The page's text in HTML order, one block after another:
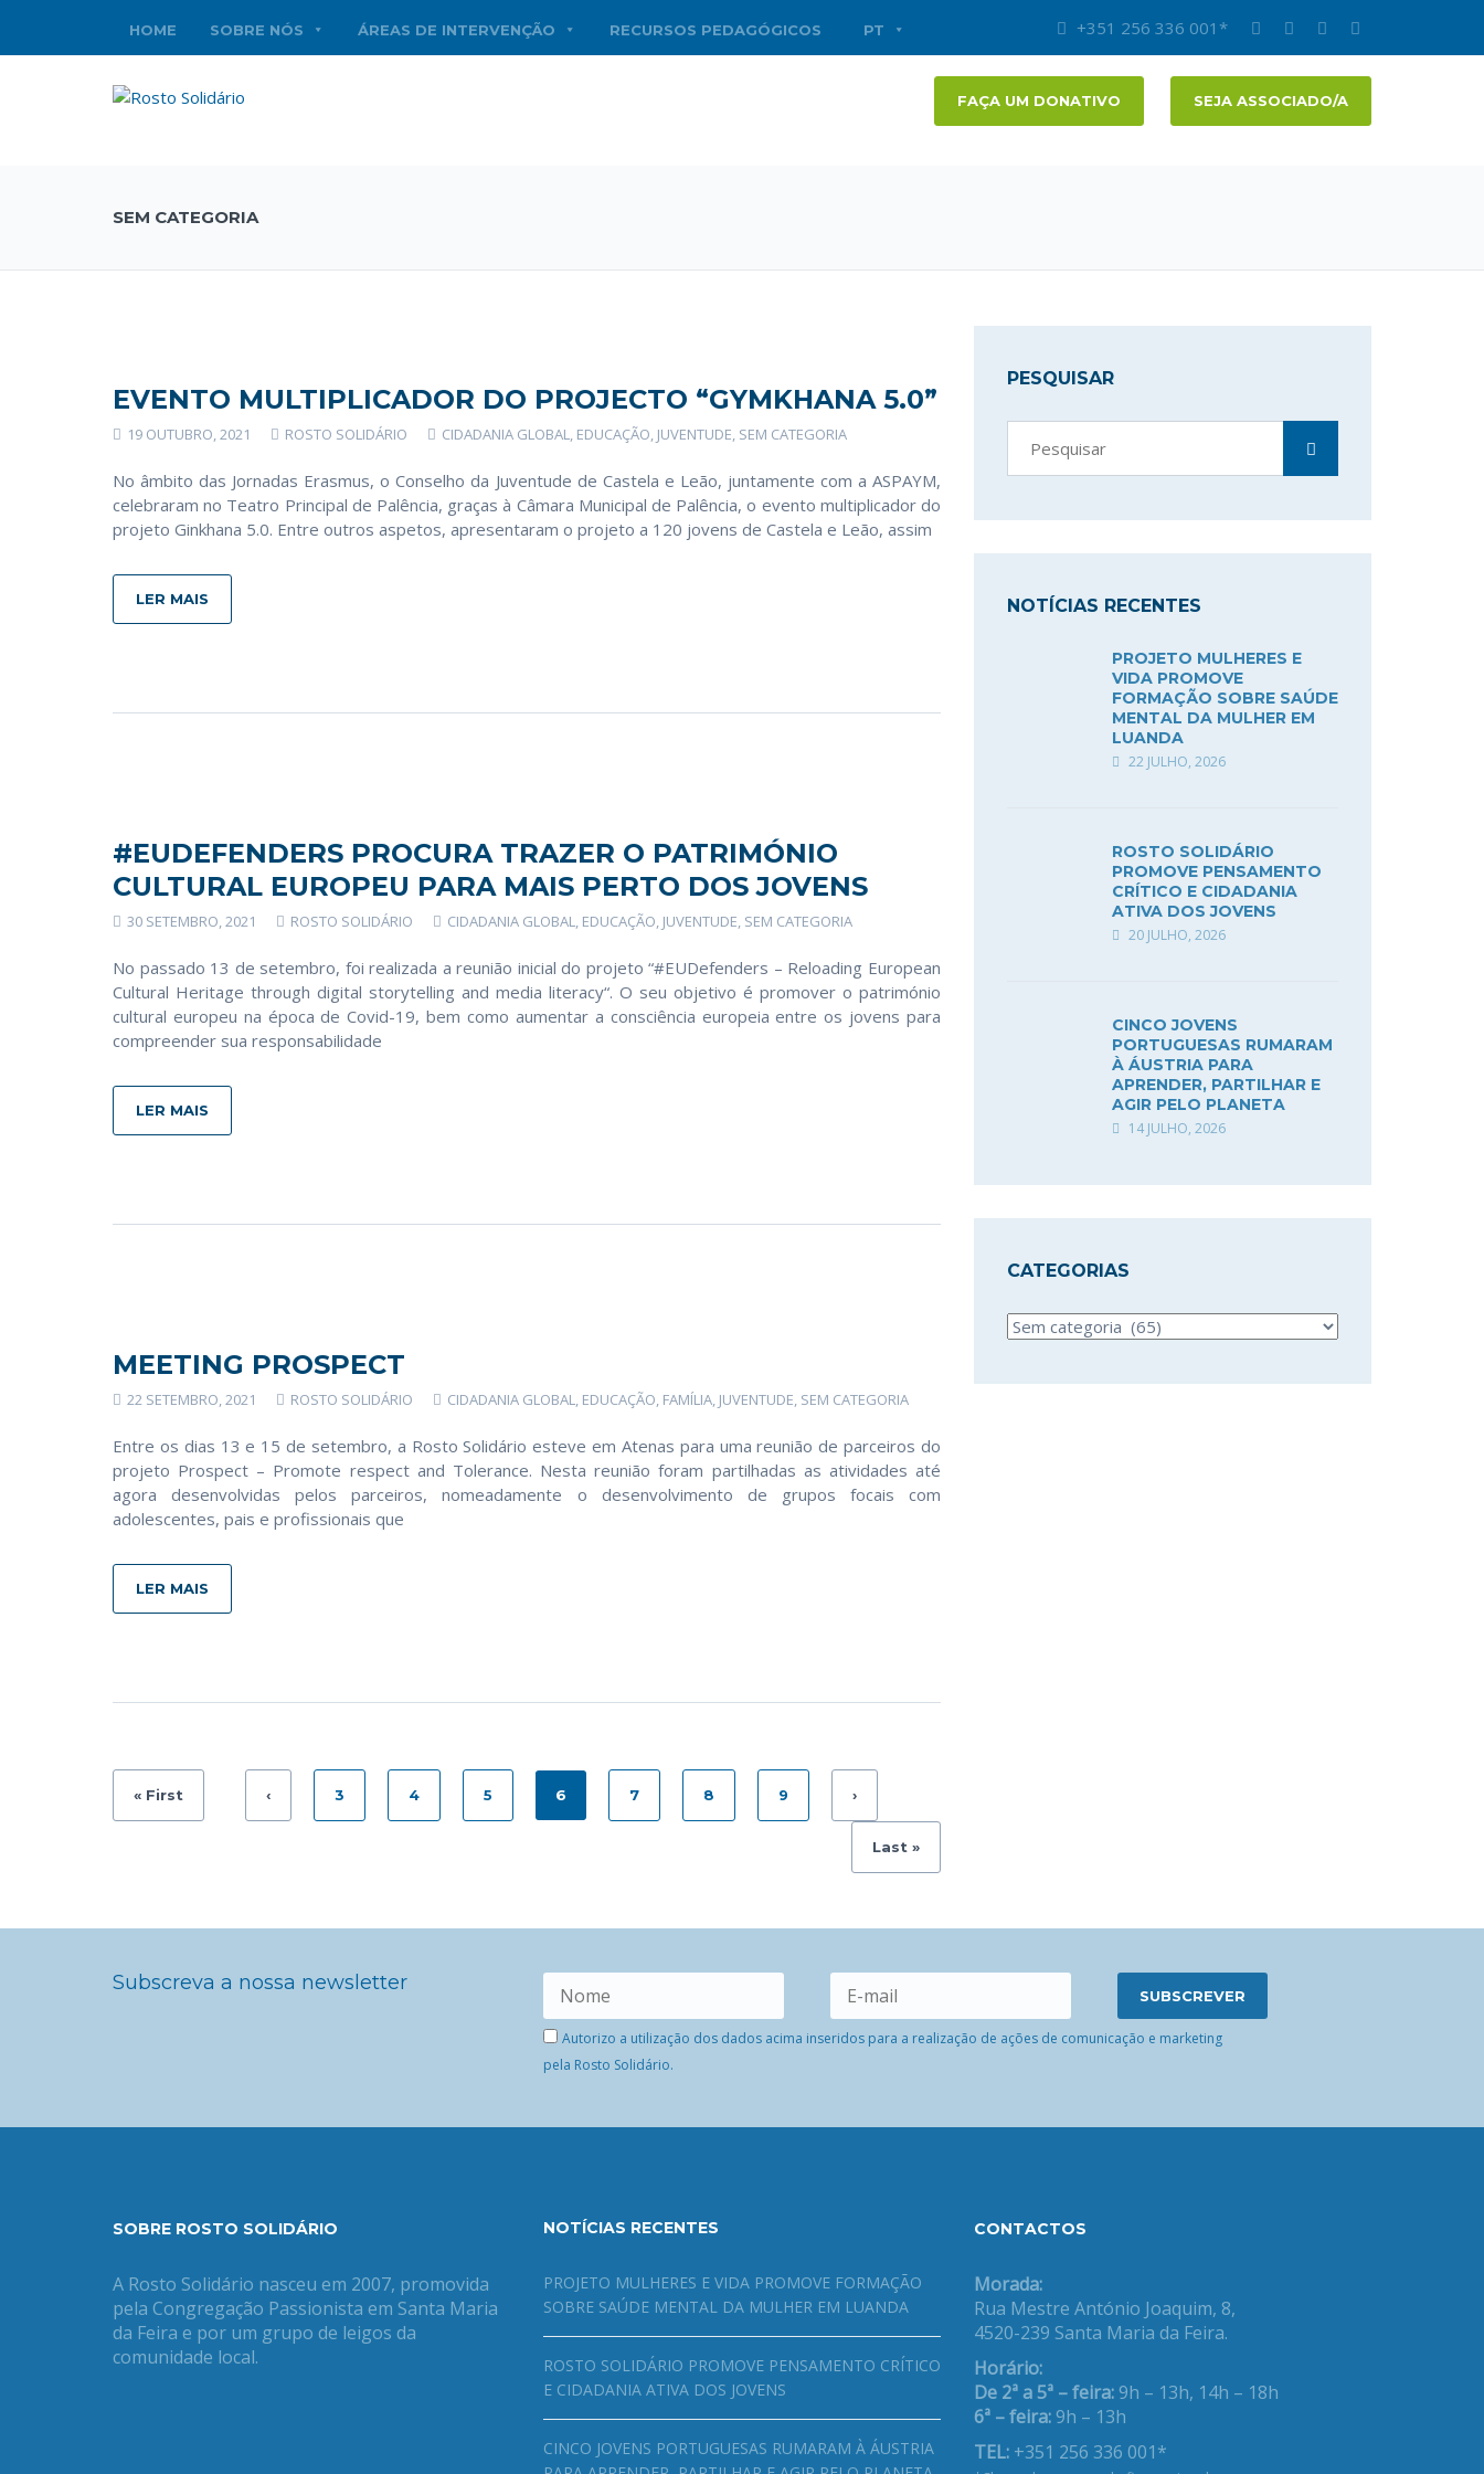
HOME SOBRE NÓS ÁREAS DE INTERVENÇÃO RECURSOS PEDAGÓGICOS PT +351 256 336 001*
FAÇA UM DONATIVO SEJA ASSOCIADO/A
SEM CATEGORIA
EVENTO MULTIPLICADOR DO PROJECTO “GYMKHANA 5.0”
19 OUTUBRO, 2021 ROSTO SOLIDÁRIO CIDADANIA GLOBAL, EDUCAÇÃO, JUVENTUDE, SEM CATEGORIA
No âmbito das Jornadas Erasmus, o Conselho da Juventude de Castela e Leão, juntamente com a ASPAYM,
celebraram no Teatro Principal de Palência, graças à Câmara Municipal de Palência, o evento multiplicador do
projeto Ginkhana 5.0. Entre outros aspetos, apresentaram o projeto a 120 jovens de Castela e Leão, assim
LER MAIS
#EUDEFENDERS PROCURA TRAZER O PATRIMÓNIO
CULTURAL EUROPEU PARA MAIS PERTO DOS JOVENS
30 SETEMBRO, 2021 ROSTO SOLIDÁRIO CIDADANIA GLOBAL, EDUCAÇÃO, JUVENTUDE, SEM CATEGORIA
No passado 13 de setembro, foi realizada a reunião inicial do projeto “#EUDefenders – Reloading European
Cultural Heritage through digital storytelling and media literacy“. O seu objetivo é promover o património
cultural europeu na época de Covid-19, bem como aumentar a consciência europeia entre os jovens para
compreender sua responsabilidade
LER MAIS
MEETING PROSPECT
22 SETEMBRO, 2021 ROSTO SOLIDÁRIO CIDADANIA GLOBAL, EDUCAÇÃO, FAMÍLIA, JUVENTUDE, SEM CATEGORIA
Entre os dias 13 e 15 de setembro, a Rosto Solidário esteve em Atenas para uma reunião de parceiros do
projeto Prospect – Promote respect and Tolerance. Nesta reunião foram partilhadas as atividades até
agora desenvolvidas pelos parceiros, nomeadamente o desenvolvimento de grupos focais com
adolescentes, pais e profissionais que
LER MAIS
« First ‹ 3 4 5 6 7 8 9 ›
Last »
PESQUISAR
NOTÍCIAS RECENTES
PROJETO MULHERES E
VIDA PROMOVE
FORMAÇÃO SOBRE SAÚDE
MENTAL DA MULHER EM
LUANDA
22 JULHO, 2026
ROSTO SOLIDÁRIO
PROMOVE PENSAMENTO
CRÍTICO E CIDADANIA
ATIVA DOS JOVENS
20 JULHO, 2026
CINCO JOVENS
PORTUGUESAS RUMARAM
À ÁUSTRIA PARA
APRENDER, PARTILHAR E
AGIR PELO PLANETA
14 JULHO, 2026
CATEGORIAS
Categorias
Subscreva a nossa newsletter
Autorizo a utilização dos dados acima inseridos para a realização de ações de comunicação e marketing
pela Rosto Solidário.
SOBRE ROSTO SOLIDÁRIO
A Rosto Solidário nasceu em 2007, promovida
pela Congregação Passionista em Santa Maria
da Feira e por um grupo de leigos da
comunidade local.
NOTÍCIAS RECENTES
PROJETO MULHERES E VIDA PROMOVE FORMAÇÃO
SOBRE SAÚDE MENTAL DA MULHER EM LUANDA
ROSTO SOLIDÁRIO PROMOVE PENSAMENTO CRÍTICO
E CIDADANIA ATIVA DOS JOVENS
CINCO JOVENS PORTUGUESAS RUMARAM À ÁUSTRIA
CONTACTOS
Morada:
Rua Mestre António Joaquim, 8,
4520-239 Santa Maria da Feira.
Horário:
De 2ª a 5ª – feira: 9h – 13h, 14h – 18h
6ª – feira: 9h – 13h
TEL: +351 256 336 001*